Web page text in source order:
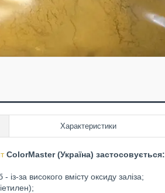
Характеристики
ColorMaster (Україна) застосовується:
за високого вмісту оксиду заліза;